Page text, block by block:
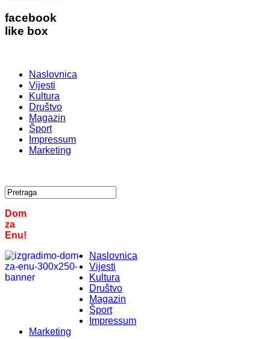
facebook
like box
Naslovnica
Vijesti
Kultura
Društvo
Magazin
Šport
Impressum
Marketing
Dom
za
Enu!
Naslovnica
Vijesti
Kultura
Društvo
Magazin
Šport
Impressum
Marketing